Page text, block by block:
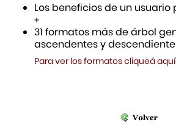
Los beneficios de un usuario
+
31 formatos más de árbol
ascendentes y
Para ver los formatos cliqueá aquí